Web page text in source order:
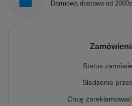
Darmowa dostawa od
Status
Śledzenie
Chcę